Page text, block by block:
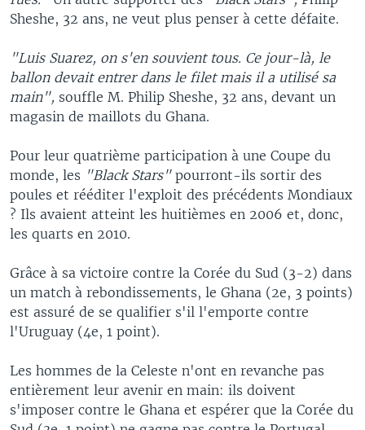
Sheshe, 32 ans, ne veut plus penser à cette défaite.
"Luis Suarez, on s'en souvient tous. Ce jour-là, le
ballon devait entrer dans le filet mais il a utilisé sa
main", souffle M. Philip Sheshe, 32 ans, devant un
magasin de maillots du Ghana.
Pour leur quatrième participation à une Coupe du
monde, les "Black Stars"pourront-ils sortir des
poules et rééditer l'exploit des précédents Mondiaux
? Ils avaient atteint les huitièmes en 2006 et, donc,
les quarts en 2010.
Grâce à sa victoire contre la Corée du Sud (3-2) dans
un match à rebondissements, le Ghana (2e, 3 points)
est assuré de se qualifier s'il l'emporte contre
l'Uruguay (4e, 1 point).
Les hommes de la Celeste n'ont en revanche pas
entièrement leur avenir en main: ils doivent
s'imposer contre le Ghana et espérer que la Corée du